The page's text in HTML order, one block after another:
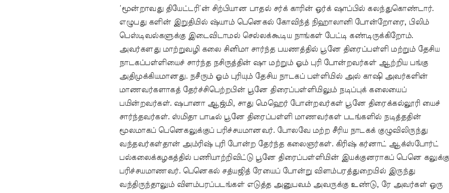
‘மூன்றாவது தியேட்டரி’ன் சிற்பியான பாதல் சர்க் காரின் ஒர்க் ஷாப்பில் கலந்துகொண்டார்.
எழுபது களின் இறுதியில் ஷ்யாம் பெனெகல் கோவிந்த் நிஹாலானி போன்றோரை, பிலிம்
பெஸ்டிவல்களுக்கு இடைவிடாமல் செல்லக்கூடிய நாங்கள் பேட்டி கண்டிருக்கிறோம்.
அவர்களது மாற்றுவழி கலை சினிமா சார்ந்த பயணத்தில் பூனே திரைப்பள்ளி மற்றும் தேசிய
நாடகப்பள்ளியைச் சார்ந்த நசிருத்தின் ஷா மற்றும் ஓம் புரி போன்றவர்கள் ஆற்றிய பங்கு
அதிமுக்கியமானது. நசீரும் ஓம் புரியும் தேசிய நாடகப் பள்ளியில் அல் காஷி அவர்களின்
மாணவர்களாகத் தேர்ச்சிபெற்றபின் பூனே திரைப்பள்ளியிலும் நடிப்புக் கலையைப்
பயின்றவர்கள். ஷபானா ஆஜ்மி, சாது மெஹெர் போன்றவர்கள் பூனே திரைக்கல்லூரி யைச்
சார்ந்தவர்கள். ஸ்மிதா பாடீல் பூனே திரைப்பள்ளி மாணவர்கள் படங்களில் நடித்ததின்
மூலமாகப் பெனெகலுக்குப் பரிச்சயமானவர். போலவே மற்ற சீரிய நாடகக் குழுவிலிருந்து
வந்தவர்கள்தான் அம்ரிஷ் புரி போன்ற தேர்ந்த கலைஞர்கள். கிரிஷ் கர்னாட் ஆக்ஸ்போர்ட்
பல்கலைக்கழகத்தில் பணியாற்றிவிட்டு பூனே திரைப்பள்ளியின் இயக்குனராகப் பெனெ
பரிச்சயமாணவர். பெனெகல் சத்யஜித் ரேயைப் போன்று விளம்பரத்துறையில் இருந்து
வந்திருந்தாலும் விளம்பரப்படங்கள் எடுத்த அனுபவம் அவருக்கு உண்டு, ரே அவர்கள் ஒரு